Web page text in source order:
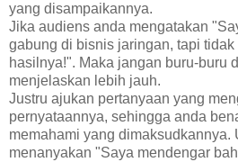
yang disampaikannya.
Jika audiens anda mengatakan
gabung di bisnis jaringan, tapi tidak
hasilnya!". Maka jangan buru-buru
menjelaskan lebih jauh.
Justru ajukan pertanyaan yang
pernyataannya, sehingga anda
memahami yang dimaksudkannya.
menanyakan "Saya mendengar